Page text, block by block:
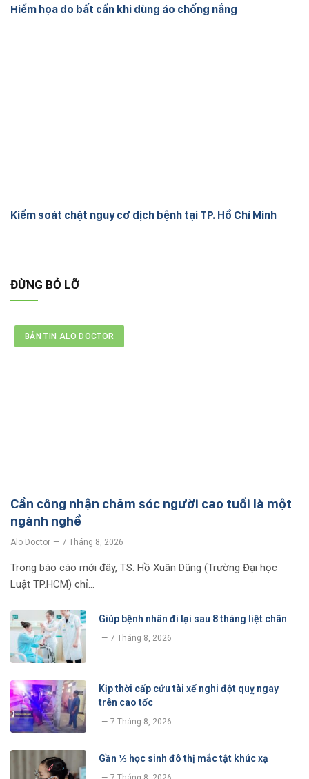
Hiểm họa do bất cẩn khi dùng áo chống nắng
Kiểm soát chặt nguy cơ dịch bệnh tại TP. Hồ Chí Minh
ĐỪNG BỎ LỠ
BẢN TIN ALO DOCTOR
Cần công nhận chăm sóc người cao tuổi là một
ngành nghề
Alo Doctor 7 Tháng 8, 2026
Trong báo cáo mới đây, TS. Hồ Xuân Dũng (Trường Đại học
Luật TP.HCM) chỉ…
Giúp bệnh nhân đi lại sau 8 tháng liệt chân
7 Tháng 8, 2026
Kịp thời cấp cứu tài xế nghi đột quỵ ngay
trên cao tốc
7 Tháng 8, 2026
Gần ⅓ học sinh đô thị mắc tật khúc xạ